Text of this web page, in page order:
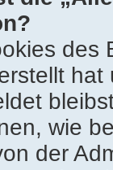
des
hat
wie
der